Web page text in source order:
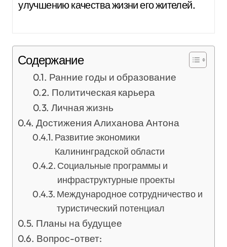
улучшению качества жизни его жителей.
Содержание
Ранние годы и образование
Политическая карьера
Личная жизнь
Достижения Алиханова Антона
Развитие экономики
Калининградской области
Социальные программы и
инфраструктурные проекты
Международное сотрудничество и
туристический потенциал
Планы на будущее
Вопрос-ответ: